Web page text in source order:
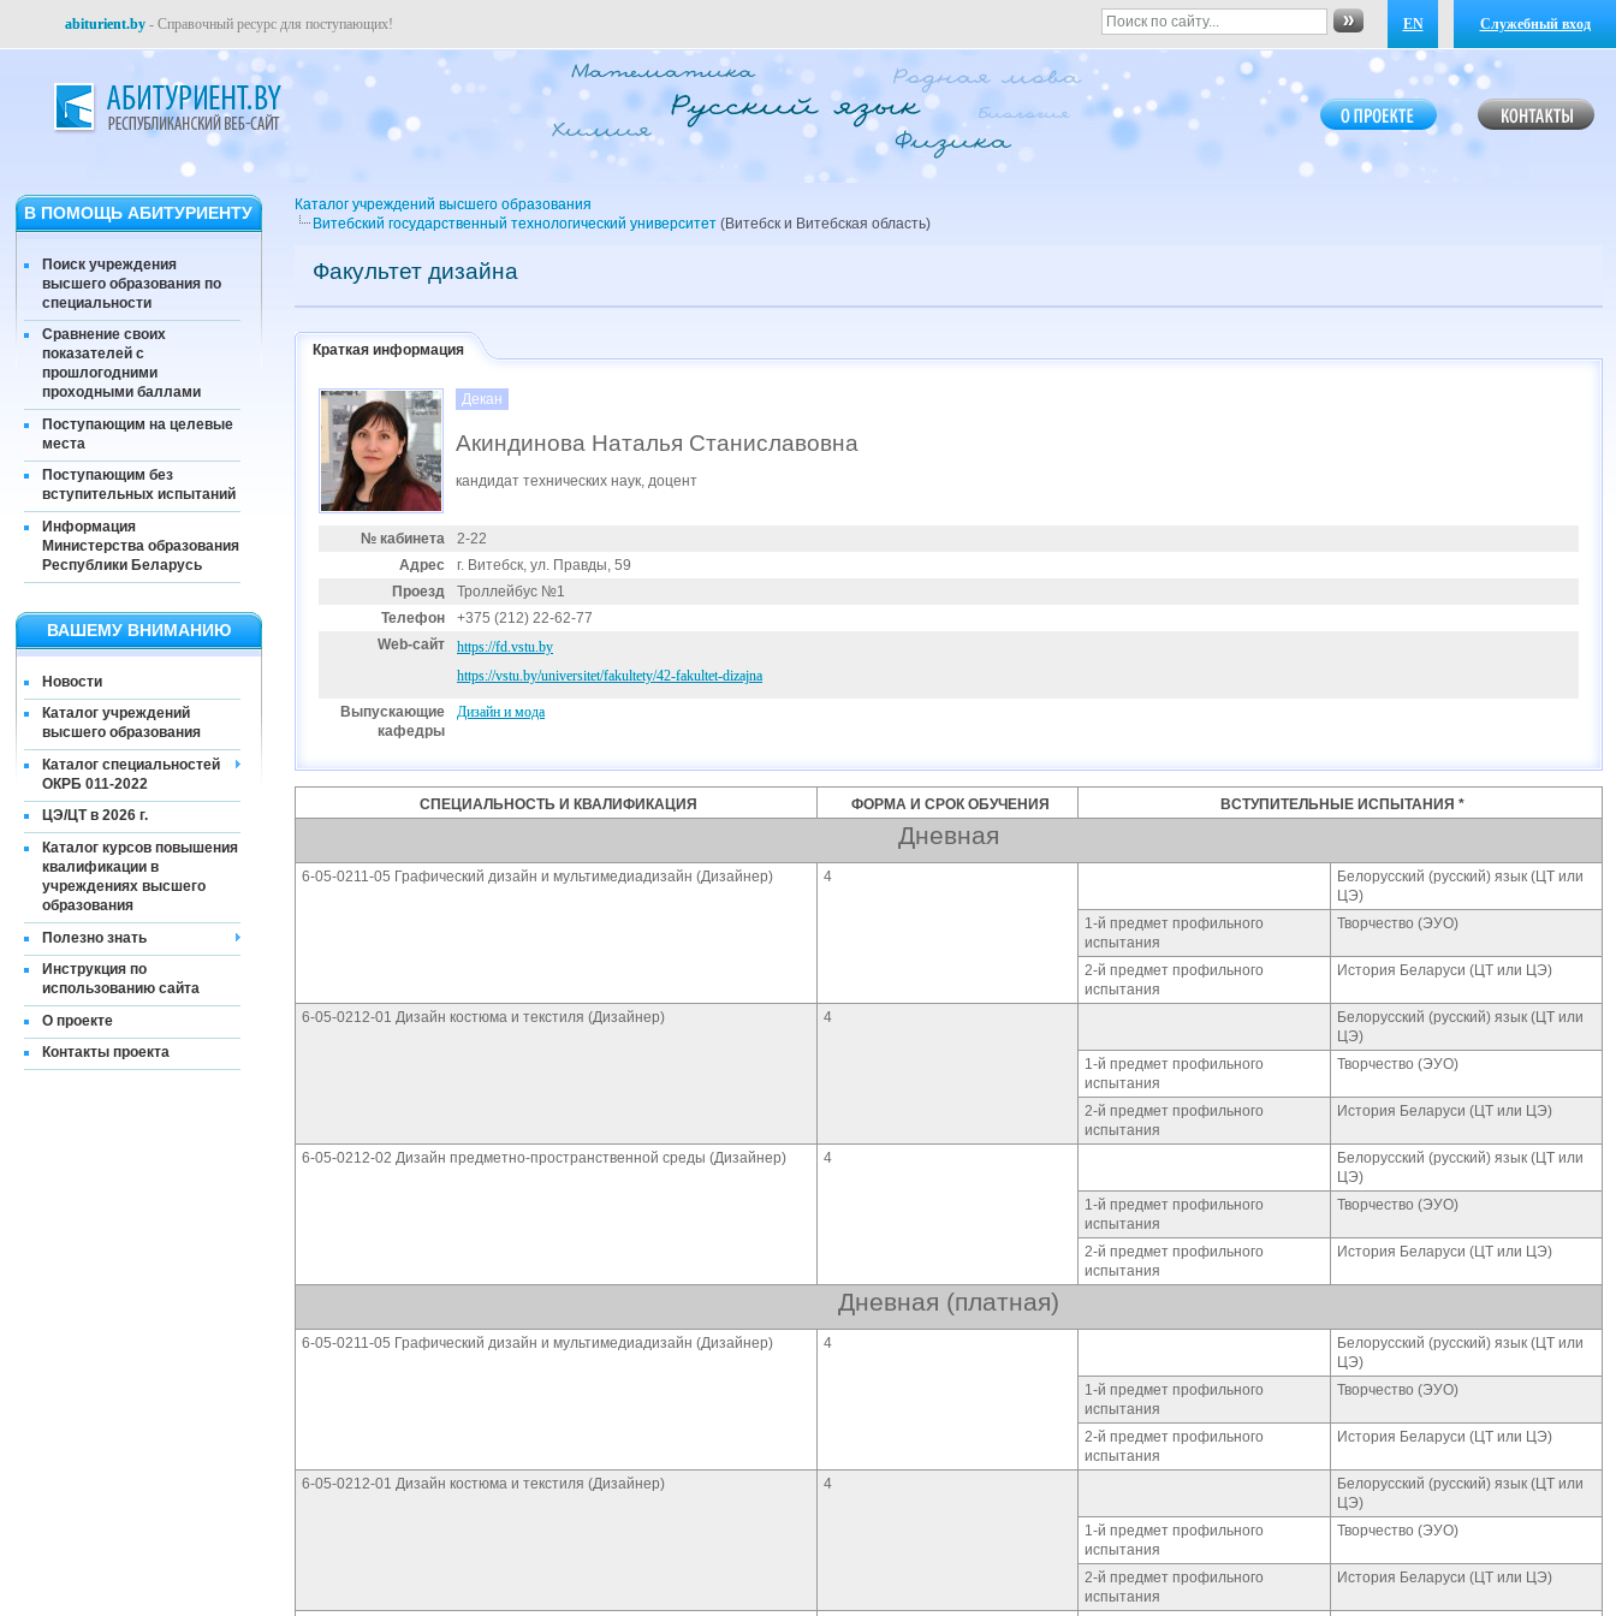
EN Служебный вход
abiturient.by - Справочный ресурс для поступающих!
В ПОМОЩЬ АБИТУРИЕНТУ
Поиск учреждения
высшего образования по
специальности
Сравнение своих
показателей с
прошлогодними
проходными баллами
Поступающим на целевые
места
Поступающим без
вступительных испытаний
Информация
Министерства образования
Республики Беларусь
ВАШЕМУ ВНИМАНИЮ
Новости
Каталог учреждений
высшего образования
Каталог специальностей
ОКРБ 011-2022
ЦЭ/ЦТ в 2026 г.
Каталог курсов повышения
квалификации в
учреждениях высшего
образования
Полезно знать
Инструкция по
использованию сайта
О проекте
Контакты проекта
Каталог учреждений высшего образования
Витебский государственный технологический университет (Витебск и Витебская область)
Факультет дизайна
Краткая информация
Декан
Акиндинова Наталья Станиславовна
кандидат технических наук, доцент
№ кабинета
2-22
Адрес
г. Витебск, ул. Правды, 59
Проезд
Троллейбус №1
Телефон
+375 (212) 22-62-77
Web-сайт
https://fd.vstu.by
https://vstu.by/universitet/fakultety/42-fakultet-dizajna
Выпускающие
кафедры
Дизайн и мода
СПЕЦИАЛЬНОСТЬ И КВАЛИФИКАЦИЯ ФОРМА И СРОК ОБУЧЕНИЯ ВСТУПИТЕЛЬНЫЕ ИСПЫТАНИЯ *
Дневная
6-05-0211-05 Графический дизайн и мультимедиадизайн (Дизайнер) 4
Белорусский (русский) язык (ЦТ или
ЦЭ)
1-й предмет профильного
испытания
Творчество (ЭУО)
2-й предмет профильного
испытания
История Беларуси (ЦТ или ЦЭ)
6-05-0212-01 Дизайн костюма и текстиля (Дизайнер) 4
Белорусский (русский) язык (ЦТ или
ЦЭ)
1-й предмет профильного
испытания
Творчество (ЭУО)
2-й предмет профильного
испытания
История Беларуси (ЦТ или ЦЭ)
6-05-0212-02 Дизайн предметно-пространственной среды (Дизайнер) 4
Белорусский (русский) язык (ЦТ или
ЦЭ)
1-й предмет профильного
испытания
Творчество (ЭУО)
2-й предмет профильного
испытания
История Беларуси (ЦТ или ЦЭ)
Дневная (платная)
6-05-0211-05 Графический дизайн и мультимедиадизайн (Дизайнер) 4
Белорусский (русский) язык (ЦТ или
ЦЭ)
1-й предмет профильного
испытания
Творчество (ЭУО)
2-й предмет профильного
испытания
История Беларуси (ЦТ или ЦЭ)
6-05-0212-01 Дизайн костюма и текстиля (Дизайнер) 4
Белорусский (русский) язык (ЦТ или
ЦЭ)
1-й предмет профильного
испытания
Творчество (ЭУО)
2-й предмет профильного
испытания
История Беларуси (ЦТ или ЦЭ)